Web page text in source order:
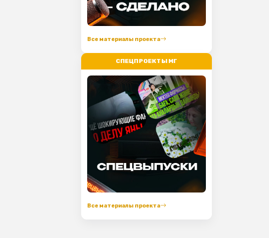
Все материалы проекта
СПЕЦПРОЕКТЫ МГ
Все материалы проекта